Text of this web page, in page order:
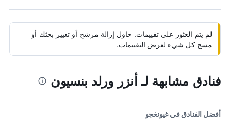
لم يتم العثور على تقييمات. حاول إزالة مرشح أو تغيير بحثك أو
مسح كل شيء لعرض التقييمات.
فنادق مشابهة لـ أنزر ورلد بنسيون
أفضل الفنادق في غيونغجو